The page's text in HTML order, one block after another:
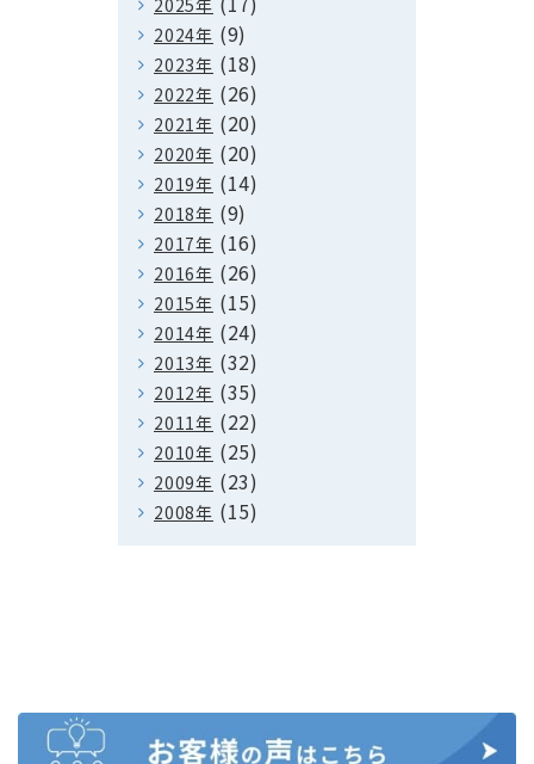
2025年
2024年 (9)
2023年 (18)
2022年 (26)
2021年 (20)
2020年 (20)
2019年 (14)
2018年 (9)
2017年 (16)
2016年 (26)
2015年 (15)
2014年 (24)
2013年 (32)
2012年 (35)
2011年 (22)
2010年 (25)
2009年 (23)
2008年 (15)